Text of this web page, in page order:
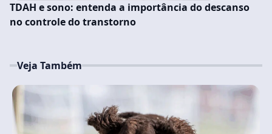
TDAH e sono: entenda a importância do descanso
no controle do transtorno
Veja Também